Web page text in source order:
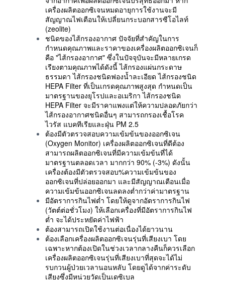
เครื่องผลิตออกซิเจนหมดอายุการใช้งานจะมี
สัญญาณไฟเตือนให้เปลี่ยนกระบอกสารซีโอไลท์
(zeolite)
ชนิดของไส้กรองอากาศ ปัจจัยที่สำคัญในการ
กำหนดคุณภาพและราคาของเครื่องผลิตออกซิเจนก็
คือ "ไส้กรองอากาศ" ซึ่งในปัจจุบันจะมีหลายเกรด
เรียงตามคุณภาพได้ดังนี้ ไส้กรองแผ่นกระดาษ
ธรรมดา ไส้กรองชนิดฟองน้ำละเอียด ไส้กรองชนิด
HEPA Filter ที่เป็นเกรดคุณภาพสูงสุด กำหนดเป็น
มาตรฐานของยุโรปและอเมริกา ไส้กรองชนิด
HEPA Filter จะมีราคาแพงแต่ให้ความปลอดภัยกว่า
ไส้กรองอากาศชนิดอื่นๆ สามารถกรองเชื้อโรค
ไวรัส แบคทีเรียและฝุ่น PM 2.5
ต้องมีตัวตรวจสอบความเข้มข้นของออกซิเจน
(Oxygen Monitor) เครื่องผลิตออกซิเจนที่ดีต้อง
สามารถผลิตออกซิเจนที่มีความเข้มข้นที่ได้
มาตรฐานตลอดเวลา มากกว่า 90% (-3%) ดังนั้น
เครื่องต้องมีตัวตรวจสอบ%ความเข้มข้นของ
ออกซิเจนที่ปล่อยออกมา และมีสัญญาณเตือนเมื่อ
ความเข้มข้นออกซิเจนลดลงต่ำกว่าค่ามาตรฐาน
มีอัตราการกินไฟต่ำ โดยให้ดูจากอัตราการกินไฟ
(วัตต์ต่อชั่วโมง) ให้เลือกเครื่องที่มีอัตราการกินไฟ
ต่ำ จะได้ประหยัดค่าไฟฟ้า
ต้องสามารถเปิดใช้งานต่อเนื่องได้ยาวนาน
ต้องเลือกเครื่องผลิตออกซิเจนรุ่นที่เสียงเบา โดย
เฉพาะหากต้องเปิดในช่วงเวลากลางคืนก็ควรเลือก
เครื่องผลิตออกซิเจนรุ่นที่เสียงเบาที่สุดจะได้ไม่
รบกวนผู้ป่วยเวลานอนหลับ โดยดูได้จากค่าระดับ
เสียงซึ่งมีหน่วยวัดเป็นเดซิเบล